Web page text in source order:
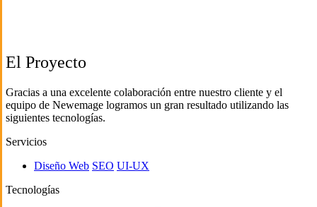
El Proyecto
Gracias a una excelente colaboración entre nuestro cliente y el
equipo de Newemage logramos un gran resultado utilizando las
siguientes tecnologías.
Servicios
Diseño Web SEO UI-UX
Tecnologías